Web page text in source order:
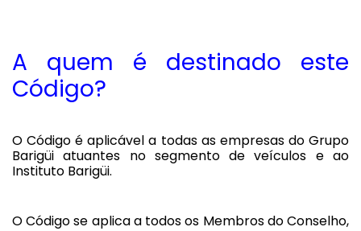
A quem é destinado este
Código?
O Código é aplicável a todas as empresas do Grupo
Barigüi atuantes no segmento de veículos e ao
Instituto Barigüi.
O Código se aplica a todos os Membros do Conselho,